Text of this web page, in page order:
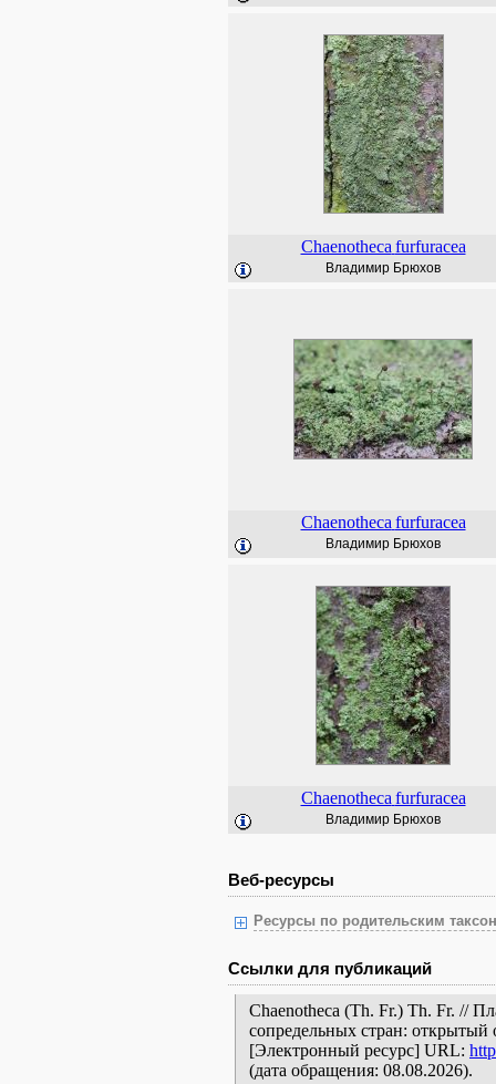
Chaenotheca furfuracea
Владимир Брюхов
Chaenotheca furfuracea
Владимир Брюхов
Chaenotheca furfuracea
Владимир Брюхов
Веб-ресурсы
Ресурсы по родительским
Ссылки для публикаций
Chaenotheca (Th. Fr.) Th. Fr. //
сопредельных стран: открытый
[Электронный ресурс] URL:
(дата обращения: 08.08.2026).